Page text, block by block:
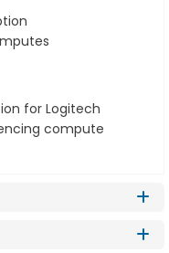
for Logitech
compute